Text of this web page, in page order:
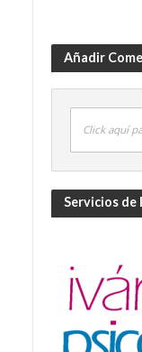
Añadir
Click aquí
Servicios de